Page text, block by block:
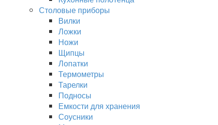
Столовые приборы
Вилки
Ложки
Ножи
Щипцы
Лопатки
Термометры
Тарелки
Подносы
Емкости для хранения
Соусники